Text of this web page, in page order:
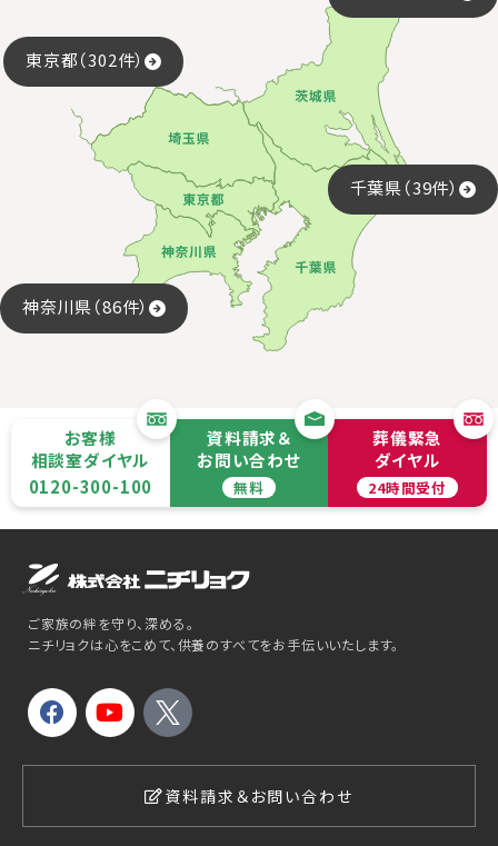
東京都（302件）
千葉県（39件）
神奈川県（86件）
お客様
相談室ダイヤル
0120-300-100
資料請求＆
お問い合わせ
無料
葬儀緊急
ダイヤル
24時間受付
ご家族の絆を守り、深める。
ニチリョクは心をこめて、供養のすべてをお手伝いいたします。
資料請求＆お問い合わせ